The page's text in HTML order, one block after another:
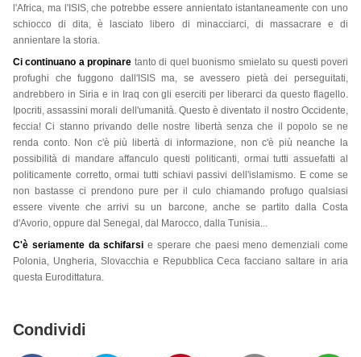
l'Africa, ma l'ISIS, che potrebbe essere annientato istantaneamente con uno
schiocco di dita, è lasciato libero di minacciarci, di massacrare e di
annientare la storia.
Ci continuano a propinare tanto di quel buonismo smielato su questi poveri
profughi che fuggono dall'ISIS ma, se avessero pietà dei perseguitati,
andrebbero in Siria e in Iraq con gli eserciti per liberarci da questo flagello.
Ipocriti, assassini morali dell'umanità. Questo è diventato il nostro Occidente,
feccia! Ci stanno privando delle nostre libertà senza che il popolo se ne
renda conto. Non c'è più libertà di informazione, non c'è più neanche la
possibilità di mandare affanculo questi politicanti, ormai tutti assuefatti al
politicamente corretto, ormai tutti schiavi passivi dell'islamismo. E come se
non bastasse ci prendono pure per il culo chiamando profugo qualsiasi
essere vivente che arrivi su un barcone, anche se partito dalla Costa
d'Avorio, oppure dal Senegal, dal Marocco, dalla Tunisia...
C'è seriamente da schifarsi e sperare che paesi meno demenziali come
Polonia, Ungheria, Slovacchia e Repubblica Ceca facciano saltare in aria
questa Eurodittatura.
Condividi